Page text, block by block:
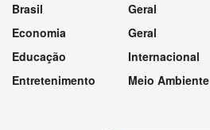
Brasil
Economia
Educação
Entretenimento
Geral
Geral
Internacional
Meio Ambiente